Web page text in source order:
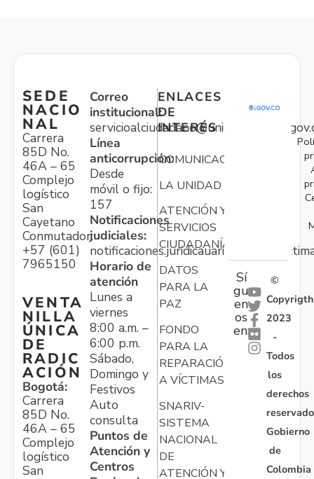
SEDE
NACIO
NAL
Carrera
85D No.
46A – 65
Complejo
logístico
San
Cayetano
Conmutador:
+57 (601)
7965150
VENTA
NILLA
ÚNICA
DE
RADIC
ACIÓN
Bogotá:
Carrera
85D No.
46A – 65
Complejo
logístico
San
Correo
institucional:
Línea
anticorrupción:
Desde
móvil o fijo:
157
Notificaciones
judiciales:
Horario de
atención
Lunes a
viernes
8:00 a.m. –
6:00 p.m.
Sábado,
Domingo y
Festivos
Auto
consulta
Puntos de
Atención y
Centros
ENLACES
DE
INTERÉS
COMUNICACIONES
LA UNIDAD
ATENCIÓN Y
SERVICIOS
CIUDADANÍA
DATOS
PARA LA
PAZ
FONDO
PARA LA
REPARACIÓN
A VÍCTIMAS
SNARIV-
SISTEMA
NACIONAL
DE
ATENCIÓN Y
Sí
gu
en
os
en:
©
Copyrigth
2023
-
Todos
los
derechos
Gobierno
de
Colombia